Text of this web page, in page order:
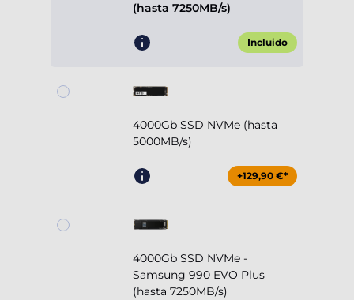
(hasta 7250MB/s)
Incluido
4000Gb SSD NVMe (hasta
5000MB/s)
+129,90 €*
4000Gb SSD NVMe -
Samsung 990 EVO Plus
(hasta 7250MB/s)